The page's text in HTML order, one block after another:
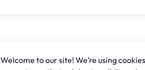
Welcome to our site! We’re using